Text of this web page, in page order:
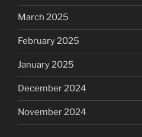
March 2025
February 2025
January 2025
December 2024
November 2024